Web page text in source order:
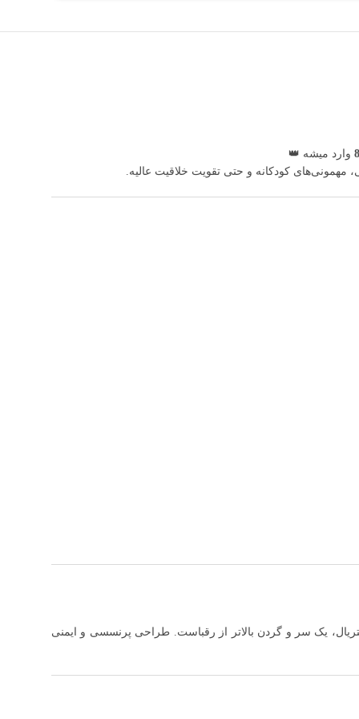
وارد میشه 👑
کودکانه و حتی تقویت خلاقیت عالیه.
یک سر و گردن بالاتر از رقباست. طراحی پرنسسی و ایمنی